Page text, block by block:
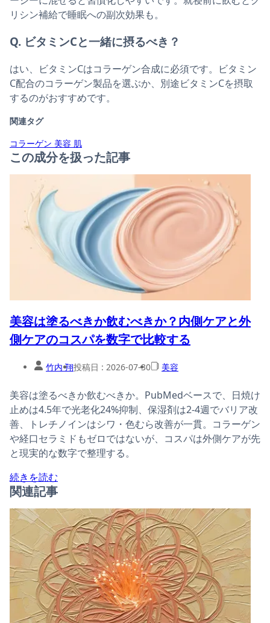
リシン補給で睡眠への副次効果も。
Q. ビタミンCと一緒に摂るべき？
はい、ビタミンCはコラーゲン合成に必須です。ビタミン
C配合のコラーゲン製品を選ぶか、別途ビタミンCを摂取
するのがおすすめです。
関連タグ
コラーゲン 美容 肌
この成分を扱った記事
美容は塗るべきか飲むべきか？内側ケアと外
側ケアのコスパを数字で比較する
竹内 翔投稿日 : 2026-07-30 美容
美容は塗るべきか飲むべきか。PubMedベースで、日焼け
止めは4.5年で光老化24%抑制、保湿剤は2-4週でバリア改
善、トレチノインはシワ・色むら改善が一貫。コラーゲン
や経口セラミドもゼロではないが、コスパは外側ケアが先
と現実的な数字で整理する。
続きを読む
関連記事